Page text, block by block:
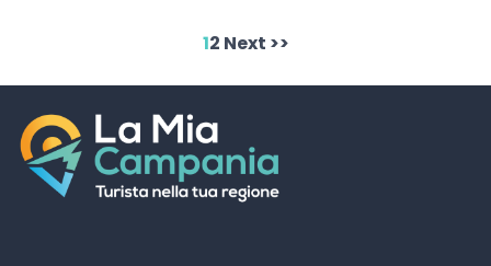
12 Next >>